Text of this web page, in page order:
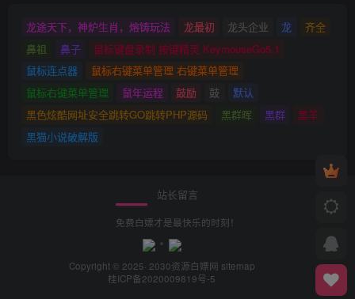
龙途天下，神炉生肖，熔铸玩法 龙最初 龙头企业 龙
齐全
鼻祖
鼻子
鼠标键盘录制 按键精灵 KeymouseGo5.1
鼠标连点器
鼠标右键菜单管理 右键菜单管理
鼠标右键菜单管理
鼠年运程 鼓励 鼓
默认
黑色炫酷网址安全跳转GO跳转PHP源码
黑群晖 黑群
黑羊
黑猫小说破解版
站长留言
免费白嫖才是最快乐的时刻！
Copyright © 2025· 2030资源白嫖网 sitemap
桂ICP备2020009819号-5